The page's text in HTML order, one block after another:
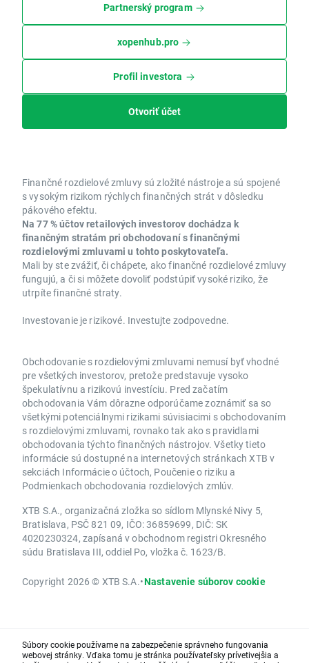
Partnerský program
xopenhub.pro
Profil investora
Otvoriť účet
Finančné rozdielové zmluvy sú zložité nástroje a sú spojené
s vysokým rizikom rýchlych finančných strát v dôsledku
pákového efektu.
Na 77 % účtov retailových investorov dochádza k
finančným stratám pri obchodovaní s finančnými
rozdielovými zmluvami u tohto poskytovateľa.
Mali by ste zvážiť, či chápete, ako finančné rozdielové zmluvy
fungujú, a či si môžete dovoliť podstúpiť vysoké riziko, že
utrpíte finančné straty.
Investovanie je rizikové. Investujte zodpovedne.
Obchodovanie s rozdielovými zmluvami nemusí byť vhodné
pre všetkých investorov, pretože predstavuje vysoko
špekulatívnu a rizikovú investíciu. Pred začatím
obchodovania Vám dôrazne odporúčame zoznámiť sa so
všetkými potenciálnymi rizikami súvisiacimi s obchodovaním
s rozdielovými zmluvami, rovnako tak ako s pravidlami
obchodovania týchto finančných nástrojov. Všetky tieto
informácie sú dostupné na internetových stránkach XTB v
sekciách Informácie o účtoch, Poučenie o riziku a
Podmienkach obchodovania rozdielových zmlúv.
XTB S.A., organizačná zložka so sídlom Mlynské Nivy 5,
Bratislava, PSČ 821 09, IČO: 36859699, DIČ: SK
4020230324, zapísaná v obchodnom registri Okresného
súdu Bratislava III, oddiel Po, vložka č. 1623/B.
Copyright 2026 © XTB S.A.•Nastavenie súborov cookie
Súbory cookie používame na zabezpečenie správneho fungovania
webovej stránky. Vďaka tomu je stránka používateľsky prívetivejšia a